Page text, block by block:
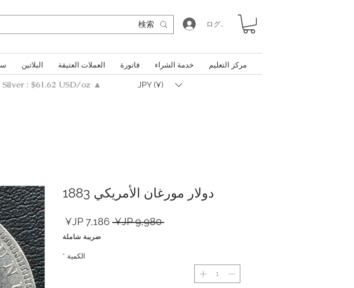
ログイン
البلاتين العملات العتيقة فاتورة خدمة الشراء مركز التعليم
Silver : $61.62 USD/oz ▲ JPY (¥)
دولار مورغان الأمريكي 1883
‏9,980 JP¥
سعر
عادي
البيعضريبة شاملة
الكمية *